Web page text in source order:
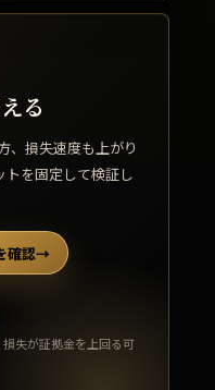
る
、損失速度も上がり
トを固定して検証し
確認→
失が証拠金を上回る可